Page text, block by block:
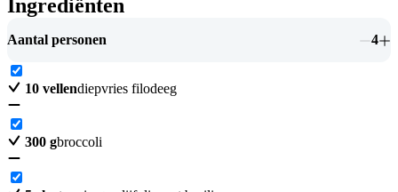
Ingrediënten
Aantal personen 4
10 vellendiepvries filodeeg
300 gbroccoli